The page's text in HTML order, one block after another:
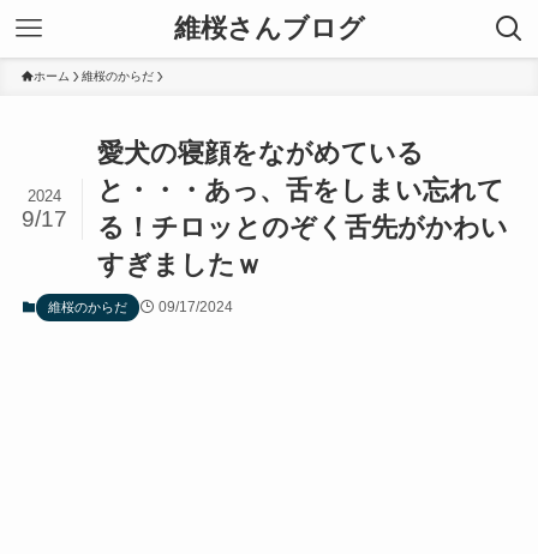
維桜さんブログ
ホーム 維桜のからだ
愛犬の寝顔をながめている
と・・・あっ、舌をしまい忘れて
る！チロッとのぞく舌先がかわい
すぎましたｗ
2024
9/17
維桜のからだ 09/17/2024